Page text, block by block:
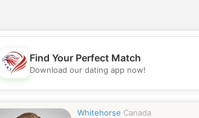
💖
Find Your Perfect Match
Download our dating app now!
Whitehorse Canada